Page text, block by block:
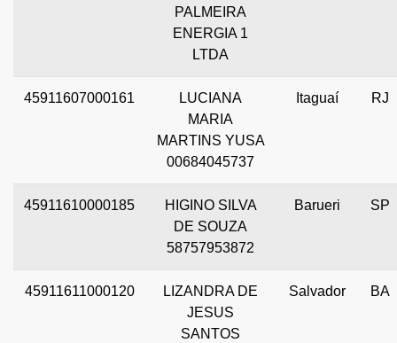
PALMEIRA
ENERGIA 1
LTDA
45911607000161
LUCIANA
MARIA
MARTINS YUSA
00684045737
Itaguaí RJ
45911610000185
HIGINO SILVA
DE SOUZA
58757953872
Barueri SP
45911611000120
LIZANDRA DE
JESUS
SANTOS
Salvador BA